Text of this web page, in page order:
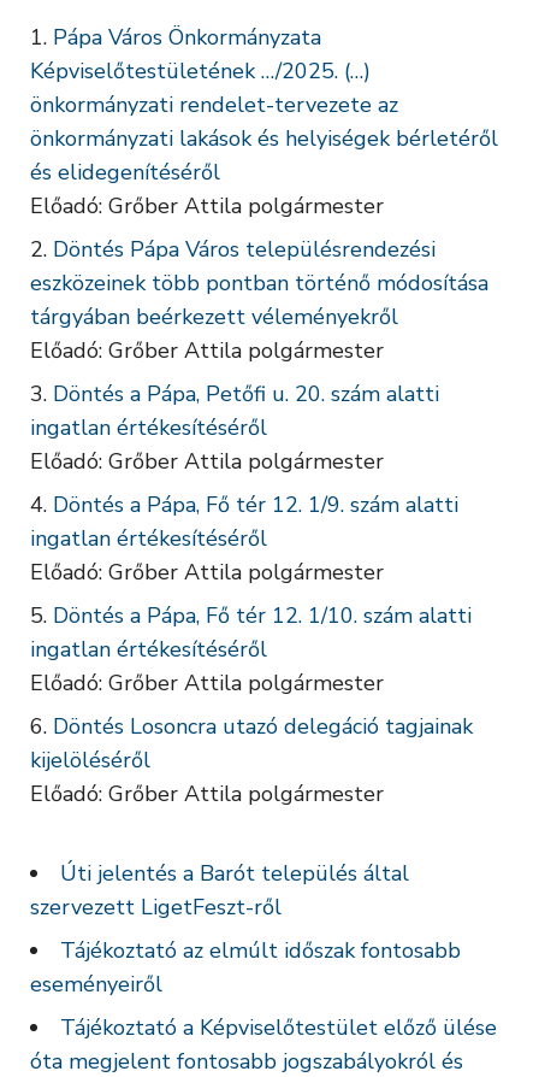
Pápa Város Önkormányzata
Képviselőtestületének …/2025. (…)
önkormányzati rendelet-tervezete az
önkormányzati lakások és helyiségek bérletéről
és elidegenítéséről
Előadó: Grőber Attila polgármester
Döntés Pápa Város településrendezési
eszközeinek több pontban történő módosítása
tárgyában beérkezett véleményekről
Előadó: Grőber Attila polgármester
Döntés a Pápa, Petőfi u. 20. szám alatti
ingatlan értékesítéséről
Előadó: Grőber Attila polgármester
Döntés a Pápa, Fő tér 12. 1/9. szám alatti
ingatlan értékesítéséről
Előadó: Grőber Attila polgármester
Döntés a Pápa, Fő tér 12. 1/10. szám alatti
ingatlan értékesítéséről
Előadó: Grőber Attila polgármester
Döntés Losoncra utazó delegáció tagjainak
kijelöléséről
Előadó: Grőber Attila polgármester
Úti jelentés a Barót település által
szervezett LigetFeszt-ről
Tájékoztató az elmúlt időszak fontosabb
eseményeiről
Tájékoztató a Képviselőtestület előző ülése
óta megjelent fontosabb jogszabályokról és